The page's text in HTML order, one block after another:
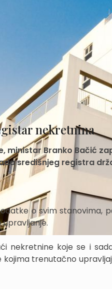
nekretnina
ministar Branko Bačić
središnjeg registra
o svim stanovima,
nekretnine koje se i
kojima trenutačno